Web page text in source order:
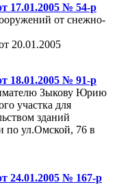
17.01.2005 № 54-р
от снежно-
20.01.2005
18.01.2005 № 91-р
Зыкову Юрию
участка для
зданий
по ул.Омской, 76 в
24.01.2005 № 167-р